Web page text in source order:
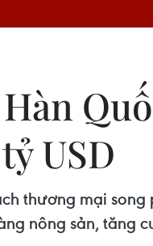
USD
thương mại
nông sản, tăng